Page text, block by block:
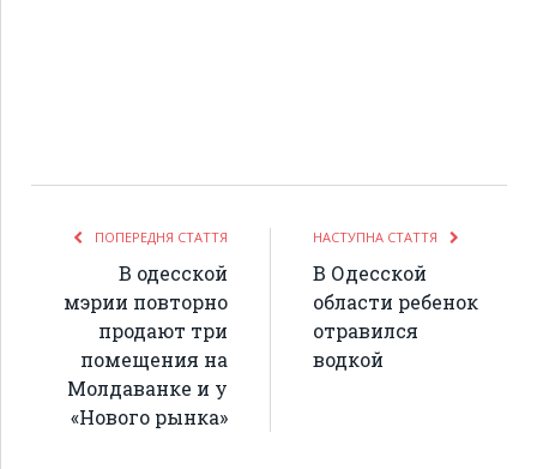
ПОПЕРЕДНЯ СТАТТЯ
В одесской
мэрии повторно
продают три
помещения на
Молдаванке и у
«Нового рынка»
НАСТУПНА СТАТТЯ
В Одесской
области ребенок
отравился
водкой